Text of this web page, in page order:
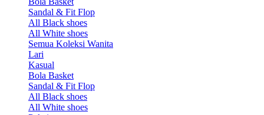
Sandal & Fit Flop
All Black shoes
All White shoes
Semua Koleksi Wanita
Lari
Kasual
Bola Basket
Sandal & Fit Flop
All Black shoes
All White shoes